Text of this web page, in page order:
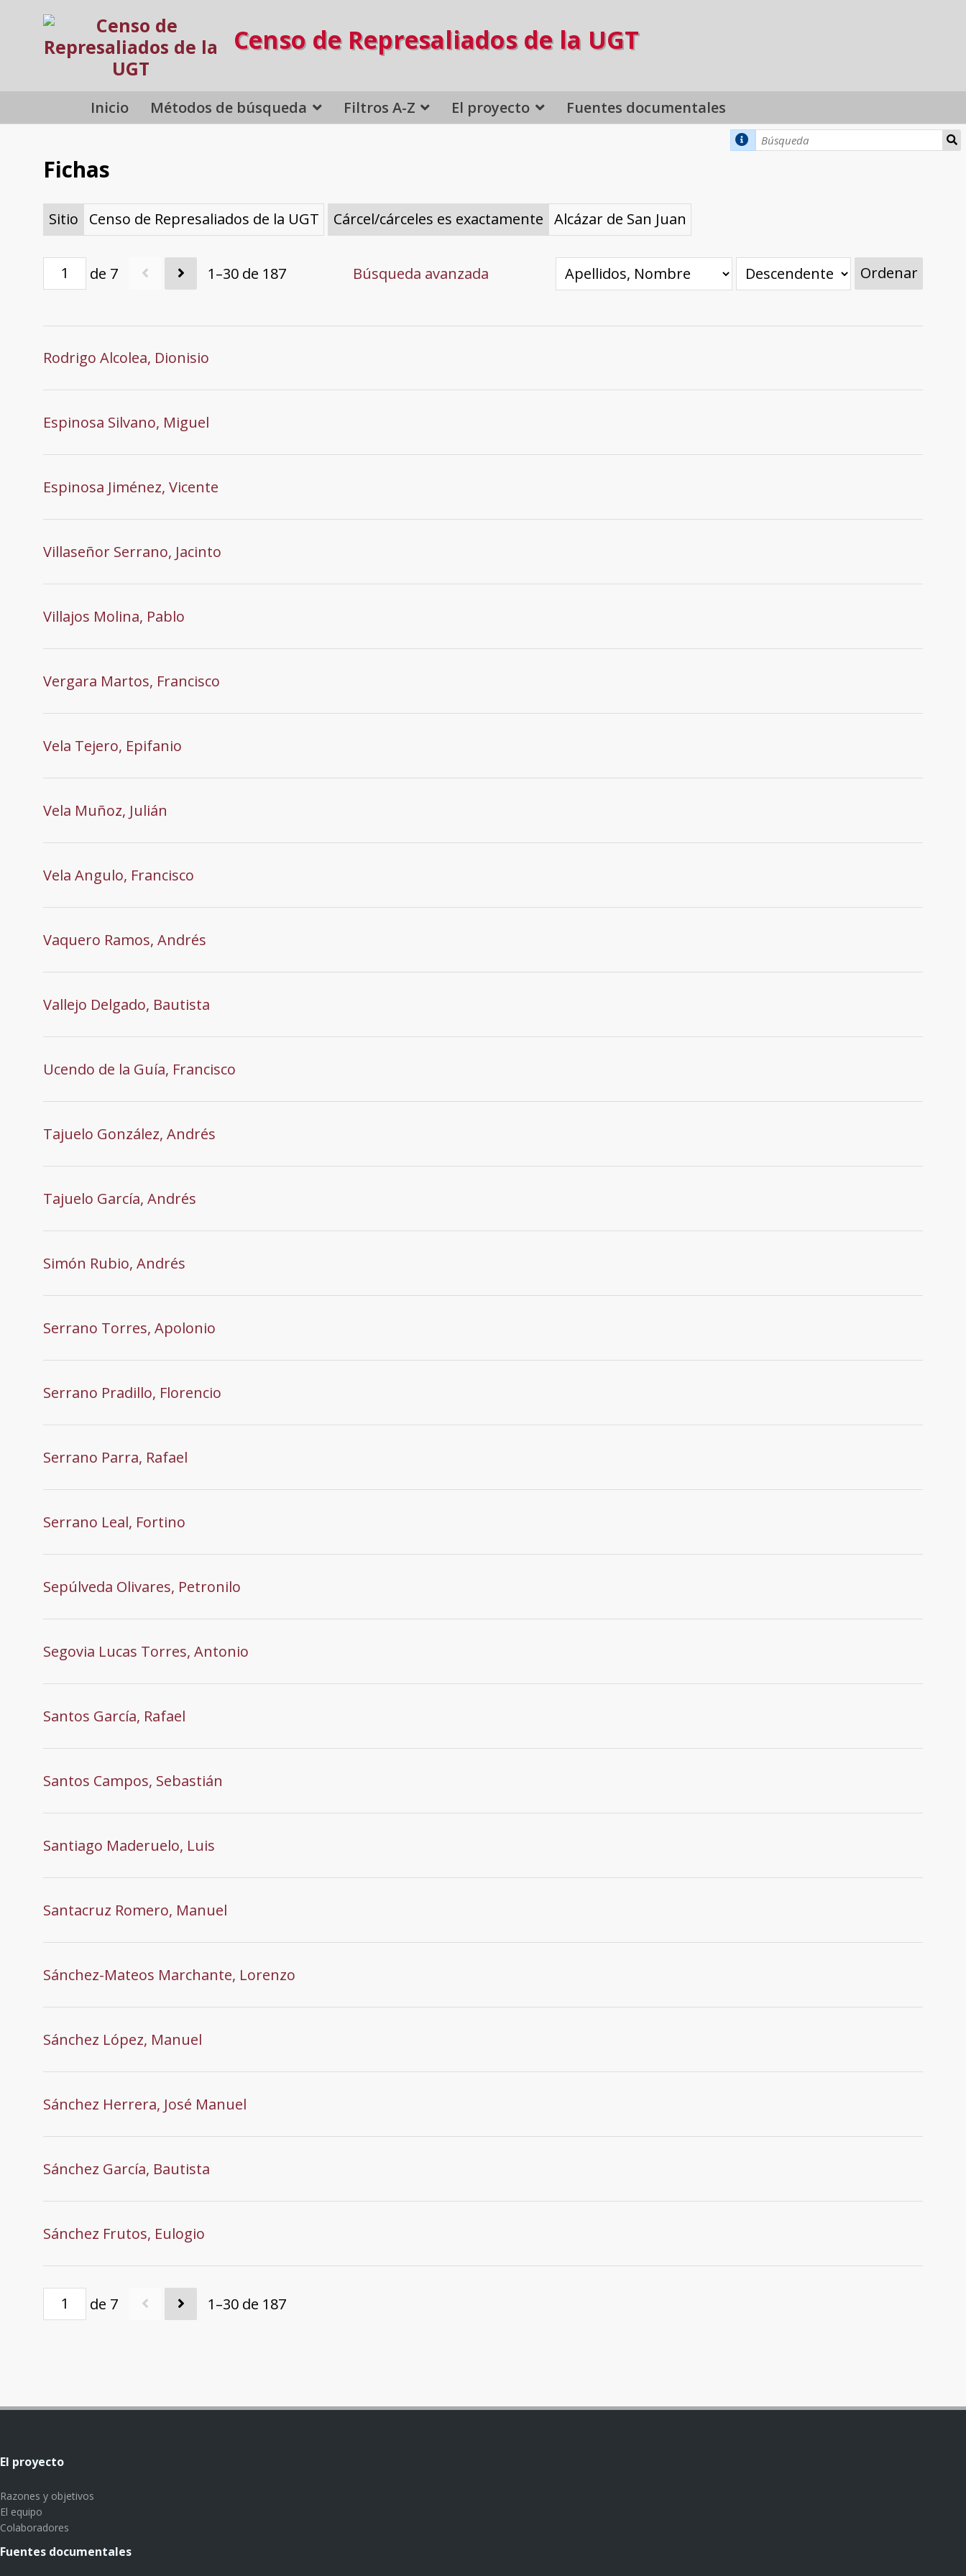
Censo de Represaliados de la UGT
Inicio Métodos de búsqueda Filtros A-Z El proyecto Fuentes documentales
Fichas
Sitio Censo de Represaliados de la UGT Cárcel/cárceles es exactamente Alcázar de San Juan
de 7 1–30 de 187 Búsqueda avanzada Ordenar
Rodrigo Alcolea, Dionisio
Espinosa Silvano, Miguel
Espinosa Jiménez, Vicente
Villaseñor Serrano, Jacinto
Villajos Molina, Pablo
Vergara Martos, Francisco
Vela Tejero, Epifanio
Vela Muñoz, Julián
Vela Angulo, Francisco
Vaquero Ramos, Andrés
Vallejo Delgado, Bautista
Ucendo de la Guía, Francisco
Tajuelo González, Andrés
Tajuelo García, Andrés
Simón Rubio, Andrés
Serrano Torres, Apolonio
Serrano Pradillo, Florencio
Serrano Parra, Rafael
Serrano Leal, Fortino
Sepúlveda Olivares, Petronilo
Segovia Lucas Torres, Antonio
Santos García, Rafael
Santos Campos, Sebastián
Santiago Maderuelo, Luis
Santacruz Romero, Manuel
Sánchez-Mateos Marchante, Lorenzo
Sánchez López, Manuel
Sánchez Herrera, José Manuel
Sánchez García, Bautista
Sánchez Frutos, Eulogio
de 7 1–30 de 187
El proyecto
Razones y objetivos
El equipo
Colaboradores
Fuentes documentales